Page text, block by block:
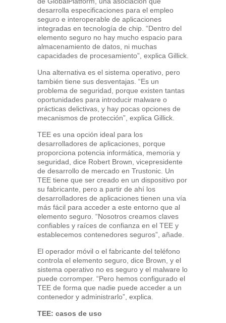
desarrolla especificaciones para el empleo
seguro e interoperable de aplicaciones
integradas en tecnología de chip. “Dentro del
elemento seguro no hay mucho espacio para
almacenamiento de datos, ni muchas
capacidades de procesamiento”, explica Gillick.
Una alternativa es el sistema operativo, pero
también tiene sus desventajas. “Es un
problema de seguridad, porque existen tantas
oportunidades para introducir malware o
prácticas delictivas, y hay pocas opciones de
mecanismos de protección”, explica Gillick.
TEE es una opción ideal para los
desarrolladores de aplicaciones, porque
proporciona potencia informática, memoria y
seguridad, dice Robert Brown, vicepresidente
de desarrollo de mercado en Trustonic. Un
TEE tiene que ser creado en un dispositivo por
su fabricante, pero a partir de ahí los
desarrolladores de aplicaciones tienen una vía
más fácil para acceder a este entorno que al
elemento seguro. “Nosotros creamos claves
confiables y raíces de confianza en el TEE y
establecemos contenedores seguros”, añade.
El operador móvil o el fabricante del teléfono
controla el elemento seguro, dice Brown, y el
sistema operativo no es seguro y el malware lo
puede corromper. “Pero hemos configurado el
TEE de forma que nadie puede acceder a un
contenedor y administrarlo”, explica.
TEE: casos de uso